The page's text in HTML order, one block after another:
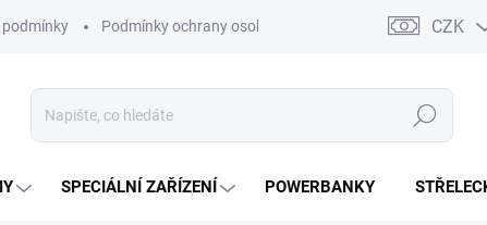
Podmínky ochrany osobních údajů Kontakty CZK
Hledat
SPECIÁLNÍ ZAŘÍZENÍ POWERBANKY